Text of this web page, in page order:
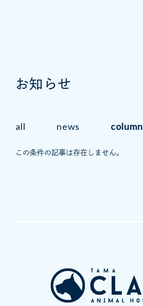
お知らせ
all news column
この条件の記事は存在しません。